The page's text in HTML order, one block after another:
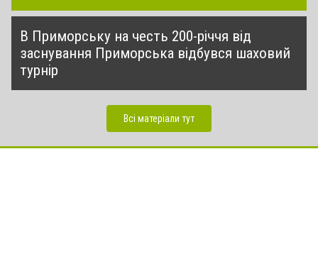
В Приморську на честь 200-річчя від
заснування Приморська відбувся шаховий
турнір
Всі матеріали тут